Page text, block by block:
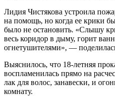
Лидия Чистякова устроила
на помощь, но когда ее крики
было не остановить. «Слышу
весь коридор в дыму, горит
огнетушителями», —
Выяснилось, что 18-летняя
воспламенилась прямо на
лак для волос, занавески, и
комнату.